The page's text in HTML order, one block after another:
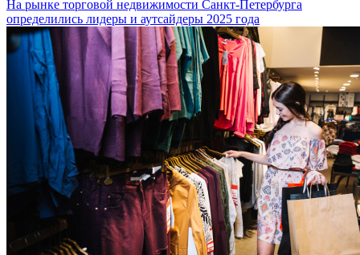
На рынке торговой недвижимости Санкт-Петербурга
определились лидеры и аутсайдеры 2025 года